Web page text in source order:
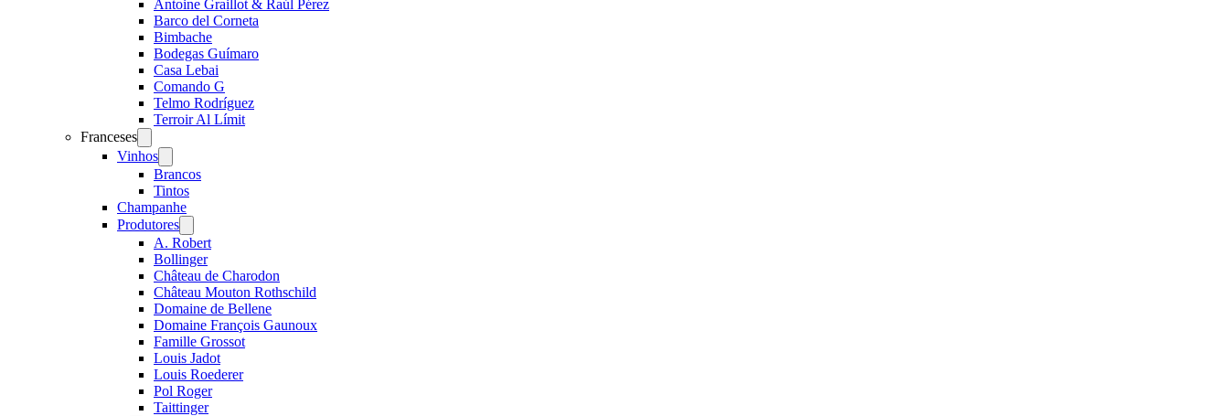
Antoine Graillot & Raúl Pérez
Barco del Corneta
Bimbache
Bodegas Guímaro
Casa Lebai
Comando G
Telmo Rodríguez
Terroir Al Límit
Franceses
menu
Vinhos
menu
Brancos
Tintos
Champanhe
Produtores
menu
A. Robert
Bollinger
Château de Charodon
Château Mouton Rothschild
Domaine de Bellene
Domaine François Gaunoux
Famille Grossot
Louis Jadot
Louis Roederer
Pol Roger
Taittinger